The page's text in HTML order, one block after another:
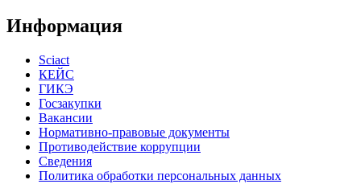
Информация
Sciact
КЕЙС
ГИКЭ
Госзакупки
Вакансии
Нормативно-правовые документы
Противодействие коррупции
Сведения
Политика обработки персональных данных